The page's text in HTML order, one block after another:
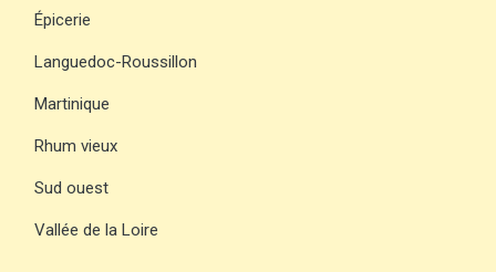
Épicerie
Languedoc-Roussillon
Martinique
Rhum vieux
Sud ouest
Vallée de la Loire